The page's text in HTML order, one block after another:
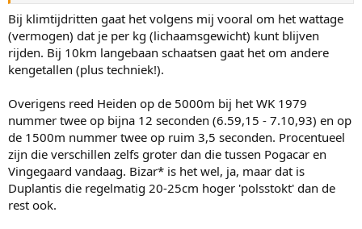
Bij klimtijdritten gaat het volgens mij vooral om het wattage
(vermogen) dat je per kg (lichaamsgewicht) kunt blijven
rijden. Bij 10km langebaan schaatsen gaat het om andere
kengetallen (plus techniek!).
Overigens reed Heiden op de 5000m bij het WK 1979
nummer twee op bijna 12 seconden (6.59,15 - 7.10,93) en op
de 1500m nummer twee op ruim 3,5 seconden. Procentueel
zijn die verschillen zelfs groter dan die tussen Pogacar en
Vingegaard vandaag. Bizar* is het wel, ja, maar dat is
Duplantis die regelmatig 20-25cm hoger 'polsstokt' dan de
rest ook.